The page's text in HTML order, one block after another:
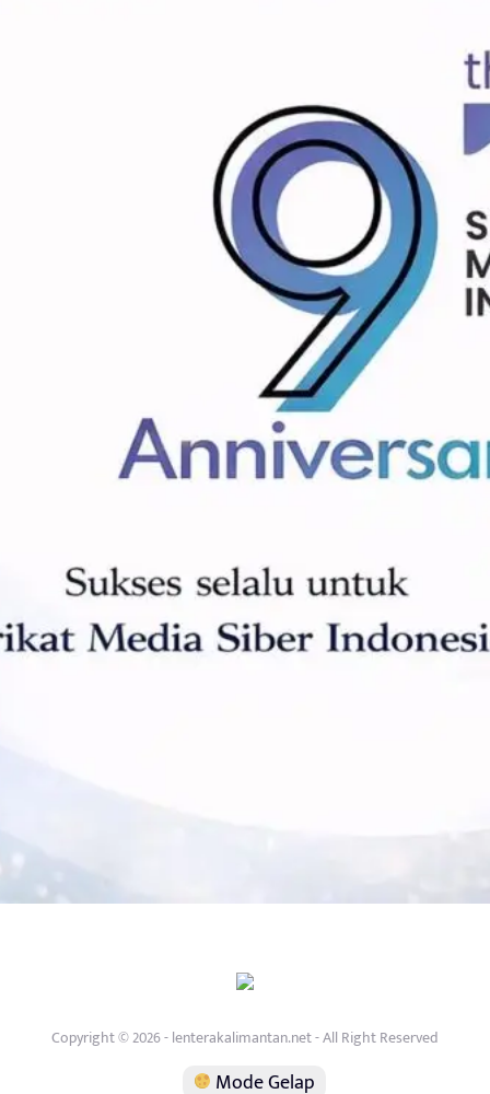
Copyright © 2026 - lenterakalimantan.net - All Right Reserved
Mode Gelap